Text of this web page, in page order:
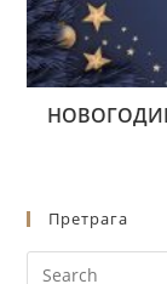
Претрага